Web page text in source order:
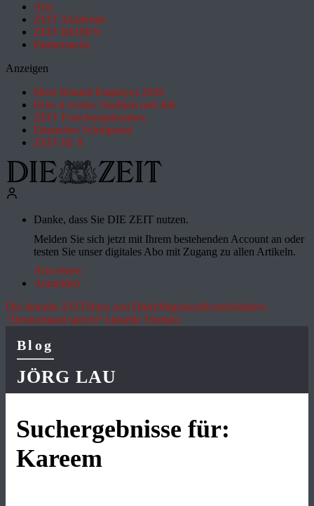
Abo
ZEIT Akademie
ZEIT REISEN
Partnersuche
Anzeigen
Most Wanted Employer 2026
How it works: Studium und Job
ZEIT Forschungskosmos
Deutsches Schulportal
ZEIT für X
Danke, dass Sie DIE ZEIT nutzen.
Melden Sie sich jetzt mit Ihrem bestehenden Account an oder
testen Sie unser digitales Abo mit Zugang zu allen Artikeln.
Abo testen
Anmelden
Die aktuelle ZEITHitze und DürreMigrationRenteInitiative
"Deutschland spricht"Aktuelle Themen
Blog
JÖRG LAU
Suchergebnisse für:
Kareem